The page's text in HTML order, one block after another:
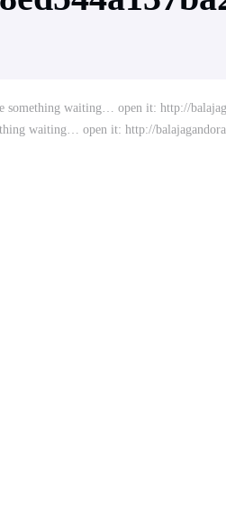
something waiting… open it: http://
waiting… open it: http://